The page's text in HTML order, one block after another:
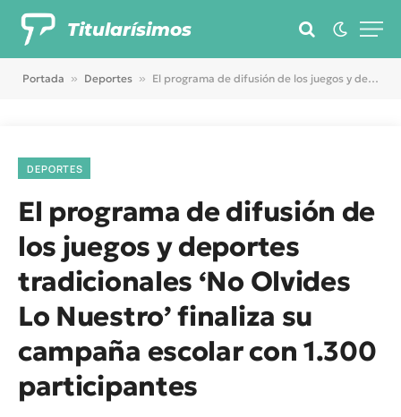
Titularísimos
Portada » Deportes » El programa de difusión de los juegos y deportes tradicionales ‘No Olvides Lo Nuestro’ finaliza su campaña escolar con 1.300 participantes
DEPORTES
El programa de difusión de
los juegos y deportes
tradicionales ‘No Olvides
Lo Nuestro’ finaliza su
campaña escolar con 1.300
participantes